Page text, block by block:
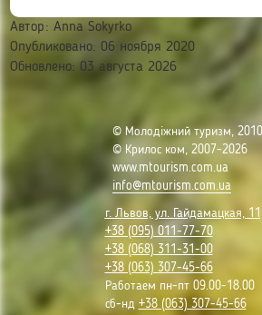
Автор:Anna Sokyrko
Опубликовано: 06 ноября 2020
Обновлено: 03 августа 2026
© Молодіжний туризм,
© Крилос ком, 2007-2026
www.mtourism.com.ua
info@mtourism.com.ua
г. Львов, ул. Гайдамацкая,
+38 (095) 011-77-70
+38 (068) 311-31-00
+38 (063) 307-45-66
Работаем пн-пт 09.00-18.00
сб-нд +38 (063) 307-45-66